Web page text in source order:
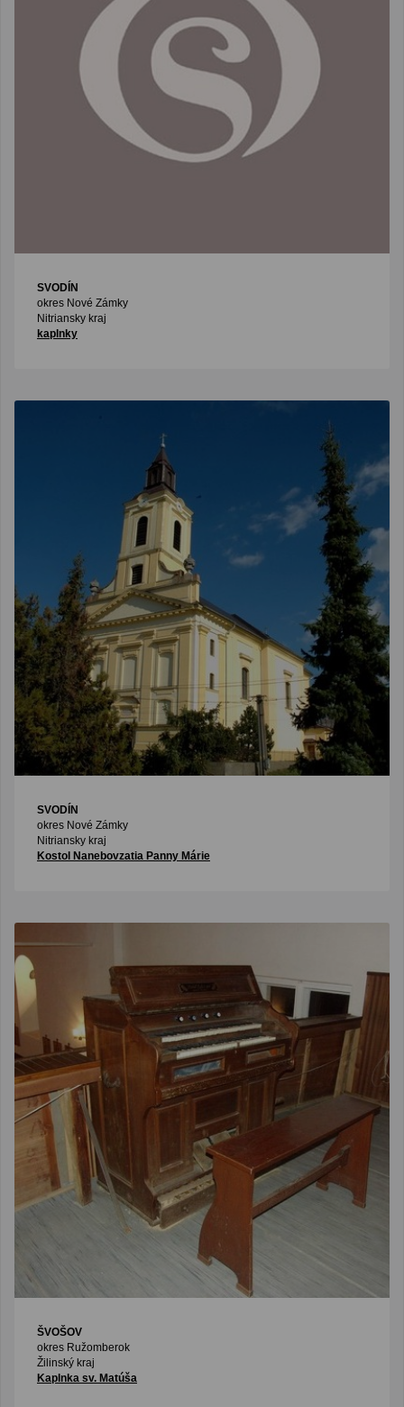
SVODÍN
okres Nové Zámky
Nitriansky kraj
kaplnky
SVODÍN
okres Nové Zámky
Nitriansky kraj
Kostol Nanebovzatia Panny Márie
ŠVOŠOV
okres Ružomberok
Žilinský kraj
Kaplnka sv. Matúša